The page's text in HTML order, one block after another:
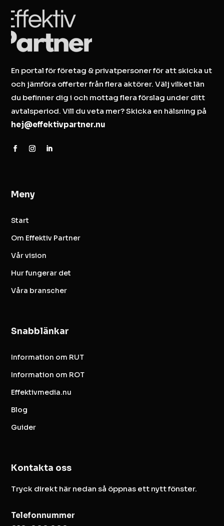
En portal för företag & privatpersoner för att skicka ut
och jämföra offerter från flera aktörer. Välj vilket län
du befinner dig i och mottag flera förslag under ditt
avtalsperiod. Vill du veta mer? Skicka en hälsning på
hej@effektivpartner.nu
Meny
Start
Om Effektiv Partner
Vår vision
Hur fungerar det
Våra branscher
Snabblänkar
Information om RUT
Information om ROT
Effektivmedia.nu
Blog
Guider
Kontakta oss
Tryck direkt här nedan så öppnas ett nytt fönster.
Telefonnummer